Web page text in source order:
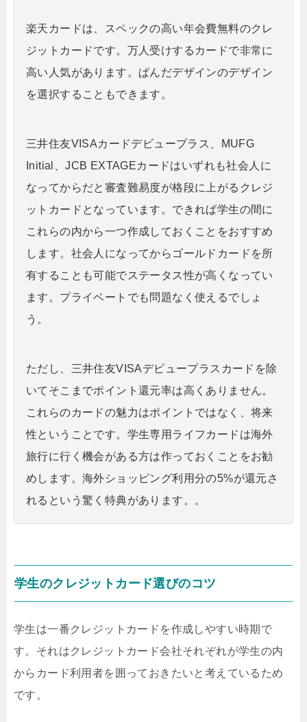
楽天カードは、スペックの高い年会費無料のクレ
ジットカードです。万人受けするカードで非常に
高い人気があります。ぱんだデザインのデザイン
を選択することもできます。
三井住友VISAカードデビュープラス、MUFG
Initial、JCB EXTAGEカードはいずれも社会人に
なってからだと審査難易度が格段に上がるクレジ
ットカードとなっています。できれば学生の間に
これらの内から一つ作成しておくことをおすすめ
します。社会人になってからゴールドカードを所
有することも可能でステータス性が高くなってい
ます。プライベートでも問題なく使えるでしょ
う。
ただし、三井住友VISAデビュープラスカードを除
いてそこまでポイント還元率は高くありません。
これらのカードの魅力はポイントではなく、将来
性ということです。学生専用ライフカードは海外
旅行に行く機会がある方は作っておくことをお勧
めします。海外ショッピング利用分の5%が還元さ
れるという驚く特典があります。。
学生のクレジットカード選びのコツ
学生は一番クレジットカードを作成しやすい時期で
す。それはクレジットカード会社それぞれが学生の内
からカード利用者を囲っておきたいと考えているため
です。